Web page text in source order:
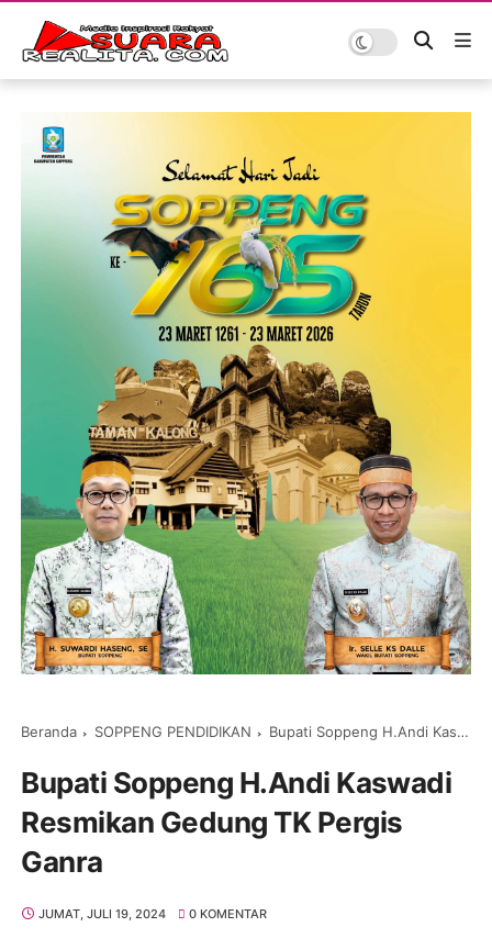
Beranda SOPPENG PENDIDIKAN Bupati Soppeng H.Andi Kaswadi Resmikan Gedung TK Pergis Ganra
Bupati Soppeng H.Andi Kaswadi
Resmikan Gedung TK Pergis
Ganra
JUMAT, JULI 19, 2024 0 KOMENTAR